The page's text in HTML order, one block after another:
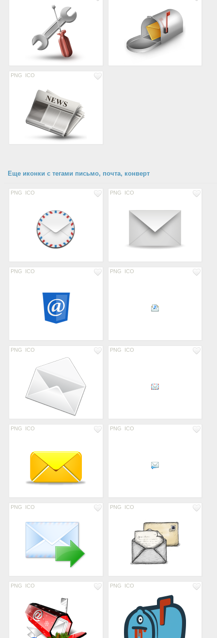
PNG ICO
Еще иконки с тегами письмо, почта, конверт
PNG ICO PNG ICO
PNG ICO PNG ICO
PNG ICO PNG ICO
PNG ICO PNG ICO
PNG ICO PNG ICO
PNG ICO PNG ICO